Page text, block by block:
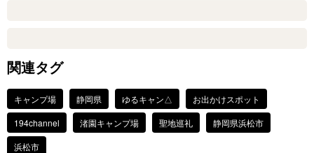
関連タグ
キャンプ場 静岡県 ゆるキャン△
お出かけスポット
194channel
渚園キャンプ場 聖地巡礼
静岡県浜松市
浜松市